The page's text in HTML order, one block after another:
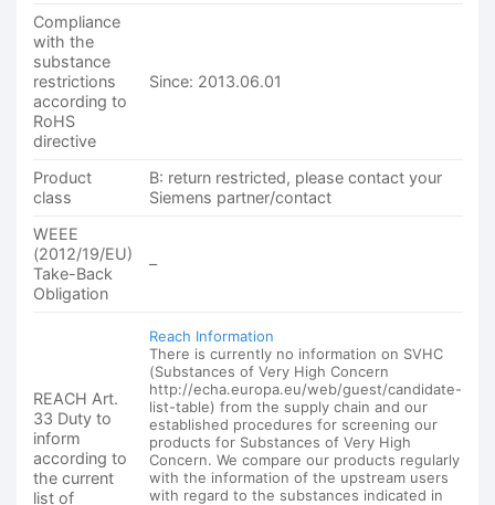
Compliance
with the
substance
restrictions
according to
RoHS
directive
Since: 2013.06.01
Product
class
B: return restricted, please contact your
Siemens partner/contact
WEEE
(2012/19/EU)
Take-Back
Obligation
–
REACH Art.
33 Duty to
inform
according to
the current
list of
Reach Information
There is currently no information on SVHC
(Substances of Very High Concern
http://echa.europa.eu/web/guest/candidate-
list-table) from the supply chain and our
established procedures for screening our
products for Substances of Very High
Concern. We compare our products regularly
with the information of the upstream users
with regard to the substances indicated in